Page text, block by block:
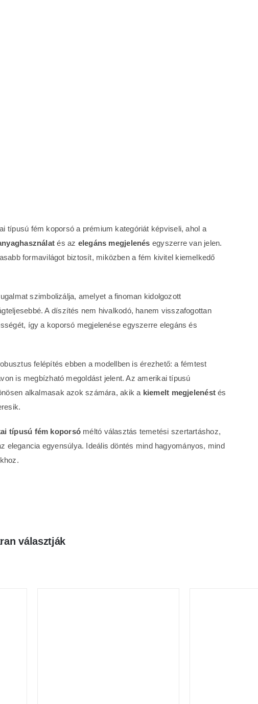
típusú fém koporsó a prémium kategóriát képviseli, ahol a
és az elegáns megjelenés egyszerre van jelen.
formavilágot biztosít, miközben a fém kivitel kiemelkedő
szimbolizálja, amelyet a finoman kidolgozott
A díszítés nem hivalkodó, hanem visszafogottan
így a koporsó megjelenése egyszerre elegáns és
felépítés ebben a modellben is érezhető: a fémtest
is megbízható megoldást jelent. Az amerikai típusú
alkalmasak azok számára, akik a kiemelt megjelenést és
típusú fém koporsóméltó választás temetési szertartáshoz,
elegancia egyensúlya. Ideális döntés mind hagyományos, mind
választják